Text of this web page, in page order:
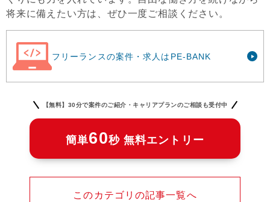
将来に備えたい方は、ぜひ一度ご相談ください。
フリーランスの案件・求人はPE-BANK
【無料】30分で案件のご紹介・キャリアプランのご相談も受付中
簡単60秒 無料エントリー
このカテゴリの記事一覧へ